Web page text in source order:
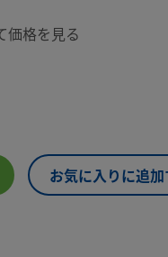
価格を見る
お気に入りに追加